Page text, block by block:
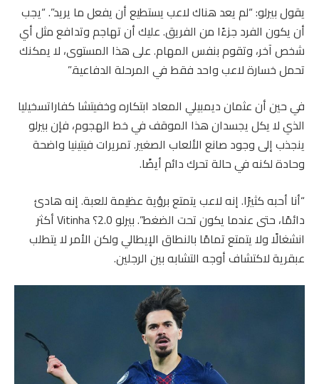
يقول بيرلو: “لم يعد هناك لاعب يستطيع أن يفعل ما يريد”. “يجب
أن يكون الفرد جزءًا من الفريق. عليك أن تهاجم وتدافع مثل أي
شخص آخر، وتقوم بنفس المهام. على هذا المستوى، لا يمكنك
تحمل خسارة لاعب واحد فقط في المرحلة الدفاعية.”
في حين أن عثمان ديمبيلي المعاد ابتكاره وخفيتشا كفاراتسخيليا
الذي لا يكل يجسدان هذا الموقف في خط الهجوم، فإن بيرلو
ينجذب إلى وجود صانع الألعاب الصغير. تمريرات فيتينيا واضحة
وحادة لكنه في حالة تحرك دائم أيضًا.
“أنا أحبه كثيرًا. إنه لاعب يتمتع برؤية عظيمة للعبة. إنه هادئ
دائمًا، حتى عندما يكون تحت الضغط”. بيرلو 2.0؟ Vitinha أكثر
انشغالًا ولا يتمتع تمامًا بالنطاق الإيطالي ولكن الأمر لا يتطلب
عبقرية لاكتشاف أوجه التشابه بين الرجلين.